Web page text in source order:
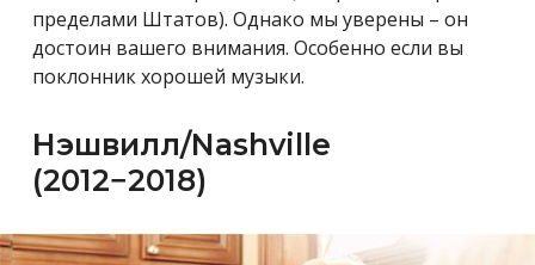
пределами Штатов). Однако мы уверены – он
достоин вашего внимания. Особенно если вы
поклонник хорошей музыки.
Нэшвилл/Nashville
(2012−2018)